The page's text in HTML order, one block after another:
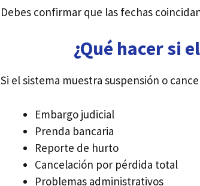
Debes confirmar que las fechas
¿Qué hacer si
Si el sistema muestra suspensión o
Embargo judicial
Prenda bancaria
Reporte de hurto
Cancelación por pérdida total
Problemas administrativos